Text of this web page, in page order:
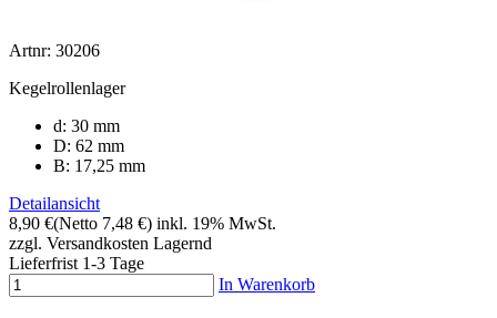
Artnr: 30206
Kegelrollenlager
d: 30 mm
D: 62 mm
B: 17,25 mm
Detailansicht
8,90 €(Netto 7,48 €) inkl. 19% MwSt.
zzgl. Versandkosten Lagernd
Lieferfrist 1-3 Tage
In Warenkorb